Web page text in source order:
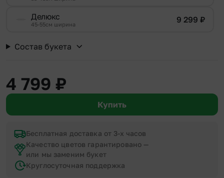
Делюкс
45-55см ширина 9 299 ₽
Состав букета
4 799 ₽
Купить
Бесплатная доставка от 3-х часов
Качество цветов гарантировано —
или мы заменим букет
Круглосуточная поддержка